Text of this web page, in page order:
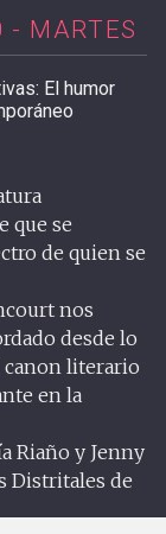
- MARTES
El humor
que se
de quien se
nos
desde lo
canon literario
en la
Riaño y Jenny
Distritales de